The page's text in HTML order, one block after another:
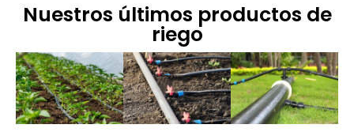
Nuestros últimos productos de
riego